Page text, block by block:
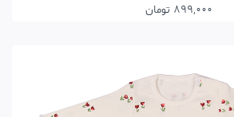
899,000 تومان